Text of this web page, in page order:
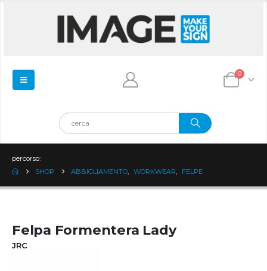
0
percorso:
SHOP
ABBIGLIAMENTO WORKWEAR FELPE
Felpa Formentera Lady
JRC